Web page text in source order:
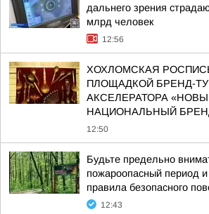
дальнего зрения
млрд человек
12:56
ХОХЛОМСКАЯ
ПЛОЩАДКОЙ БРЕНД-
АКСЕЛЕРАТОРА
НАЦИОНАЛЬНЫЙ
12:50
Будьте предельно
пожароопасный период
правила безопасного
12:43